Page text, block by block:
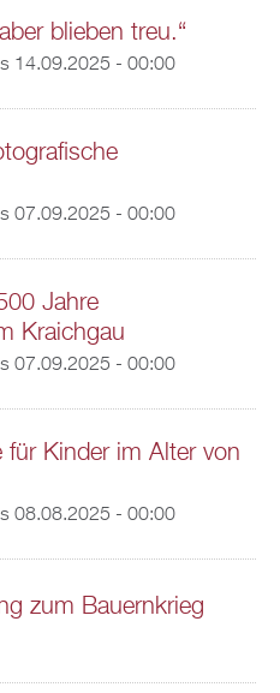
blieben treu.“
14.09.2025 - 00:00
07.09.2025 - 00:00
Jahre
Kraichgau
07.09.2025 - 00:00
für Kinder im Alter von
08.08.2025 - 00:00
zum Bauernkrieg